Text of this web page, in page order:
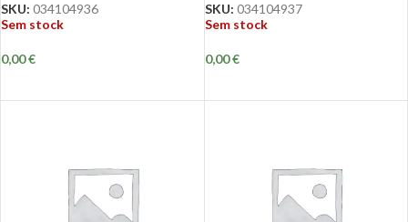
SKU: 034104936
Sem stock
0,00€
SKU: 034104937
Sem stock
0,00€